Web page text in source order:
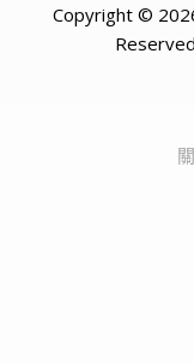
Copyright ©